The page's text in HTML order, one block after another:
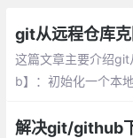
git从远程仓库
这篇文章主要介绍
b】：初始化一个本
的内容都拉取到本地
解决git/github